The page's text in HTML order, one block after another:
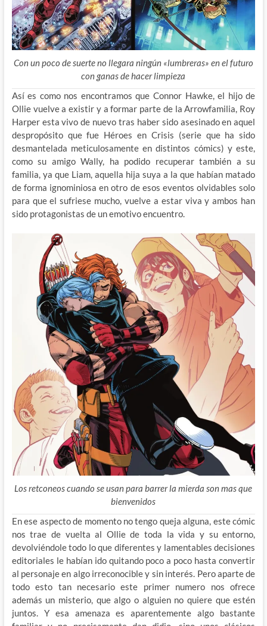
Con un poco de suerte no llegara ningún «lumbreras» en el futuro
con ganas de hacer limpieza
Así es como nos encontramos que Connor Hawke, el hijo de
Ollie vuelve a existir y a formar parte de la Arrowfamilia, Roy
Harper esta vivo de nuevo tras haber sido asesinado en aquel
despropósito que fue Héroes en Crisis (serie que ha sido
desmantelada meticulosamente en distintos cómics) y este,
como su amigo Wally, ha podido recuperar también a su
familia, ya que Liam, aquella hija suya a la que habían matado
de forma ignominiosa en otro de esos eventos olvidables solo
para que el sufriese mucho, vuelve a estar viva y ambos han
sido protagonistas de un emotivo encuentro.
Los retconeos cuando se usan para barrer la mierda son mas que
bienvenidos
En ese aspecto de momento no tengo queja alguna, este cómic
nos trae de vuelta al Ollie de toda la vida y su entorno,
devolviéndole todo lo que diferentes y lamentables decisiones
editoriales le habían ido quitando poco a poco hasta convertir
al personaje en algo irreconocible y sin interés. Pero aparte de
todo esto tan necesario este primer numero nos ofrece
además un misterio, que algo o alguien no quiere que estén
juntos. Y esa amenaza es aparentemente algo bastante